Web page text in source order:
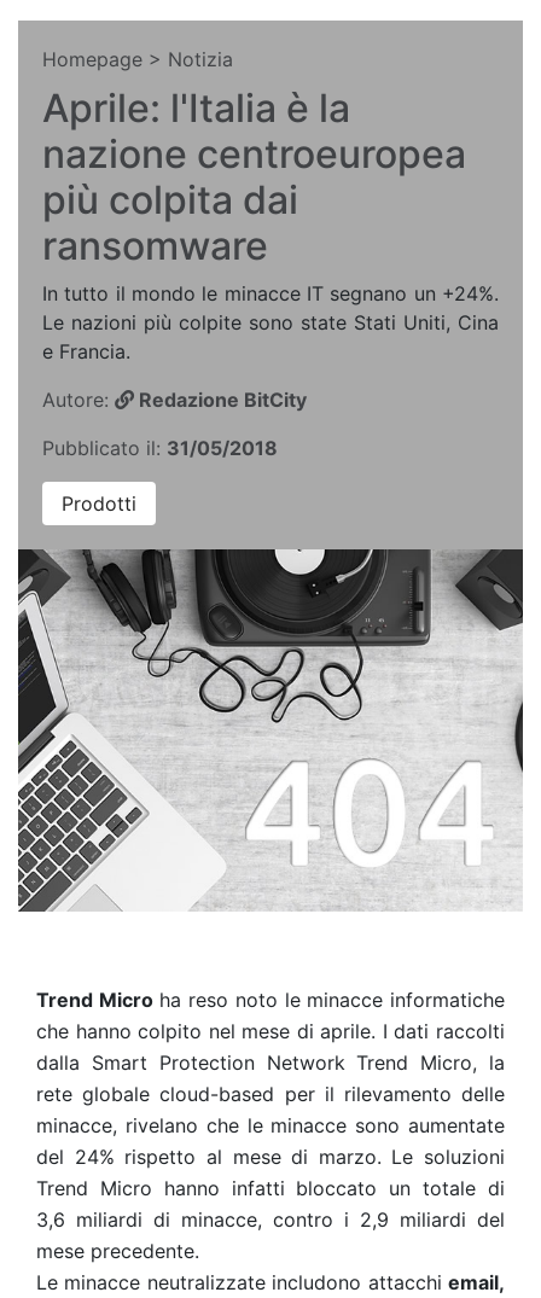
Homepage > Notizia
Aprile: l'Italia è la
nazione centroeuropea
più colpita dai
ransomware
In tutto il mondo le minacce IT segnano un +24%.
Le nazioni più colpite sono state Stati Uniti, Cina
e Francia.
Autore:
Redazione BitCity
Pubblicato il: 31/05/2018
Prodotti
Trend Microha reso noto le minacce informatiche
che hanno colpito nel mese di aprile. I dati raccolti
dalla Smart Protection Network Trend Micro, la
rete globale cloud-based per il rilevamento delle
minacce, rivelano che le minacce sono aumentate
del 24% rispetto al mese di marzo. Le soluzioni
Trend Micro hanno infatti bloccato un totale di
3,6 miliardi di minacce, contro i 2,9 miliardi del
mese precedente.
Le minacce neutralizzate includono attacchi email,